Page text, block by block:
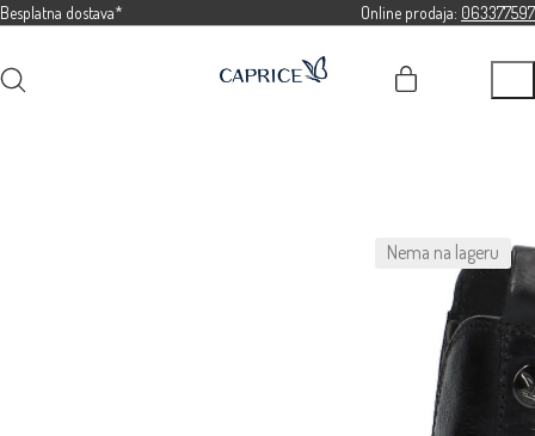
Besplatna dostava* Online prodaja: 063377597
Nema na lageru